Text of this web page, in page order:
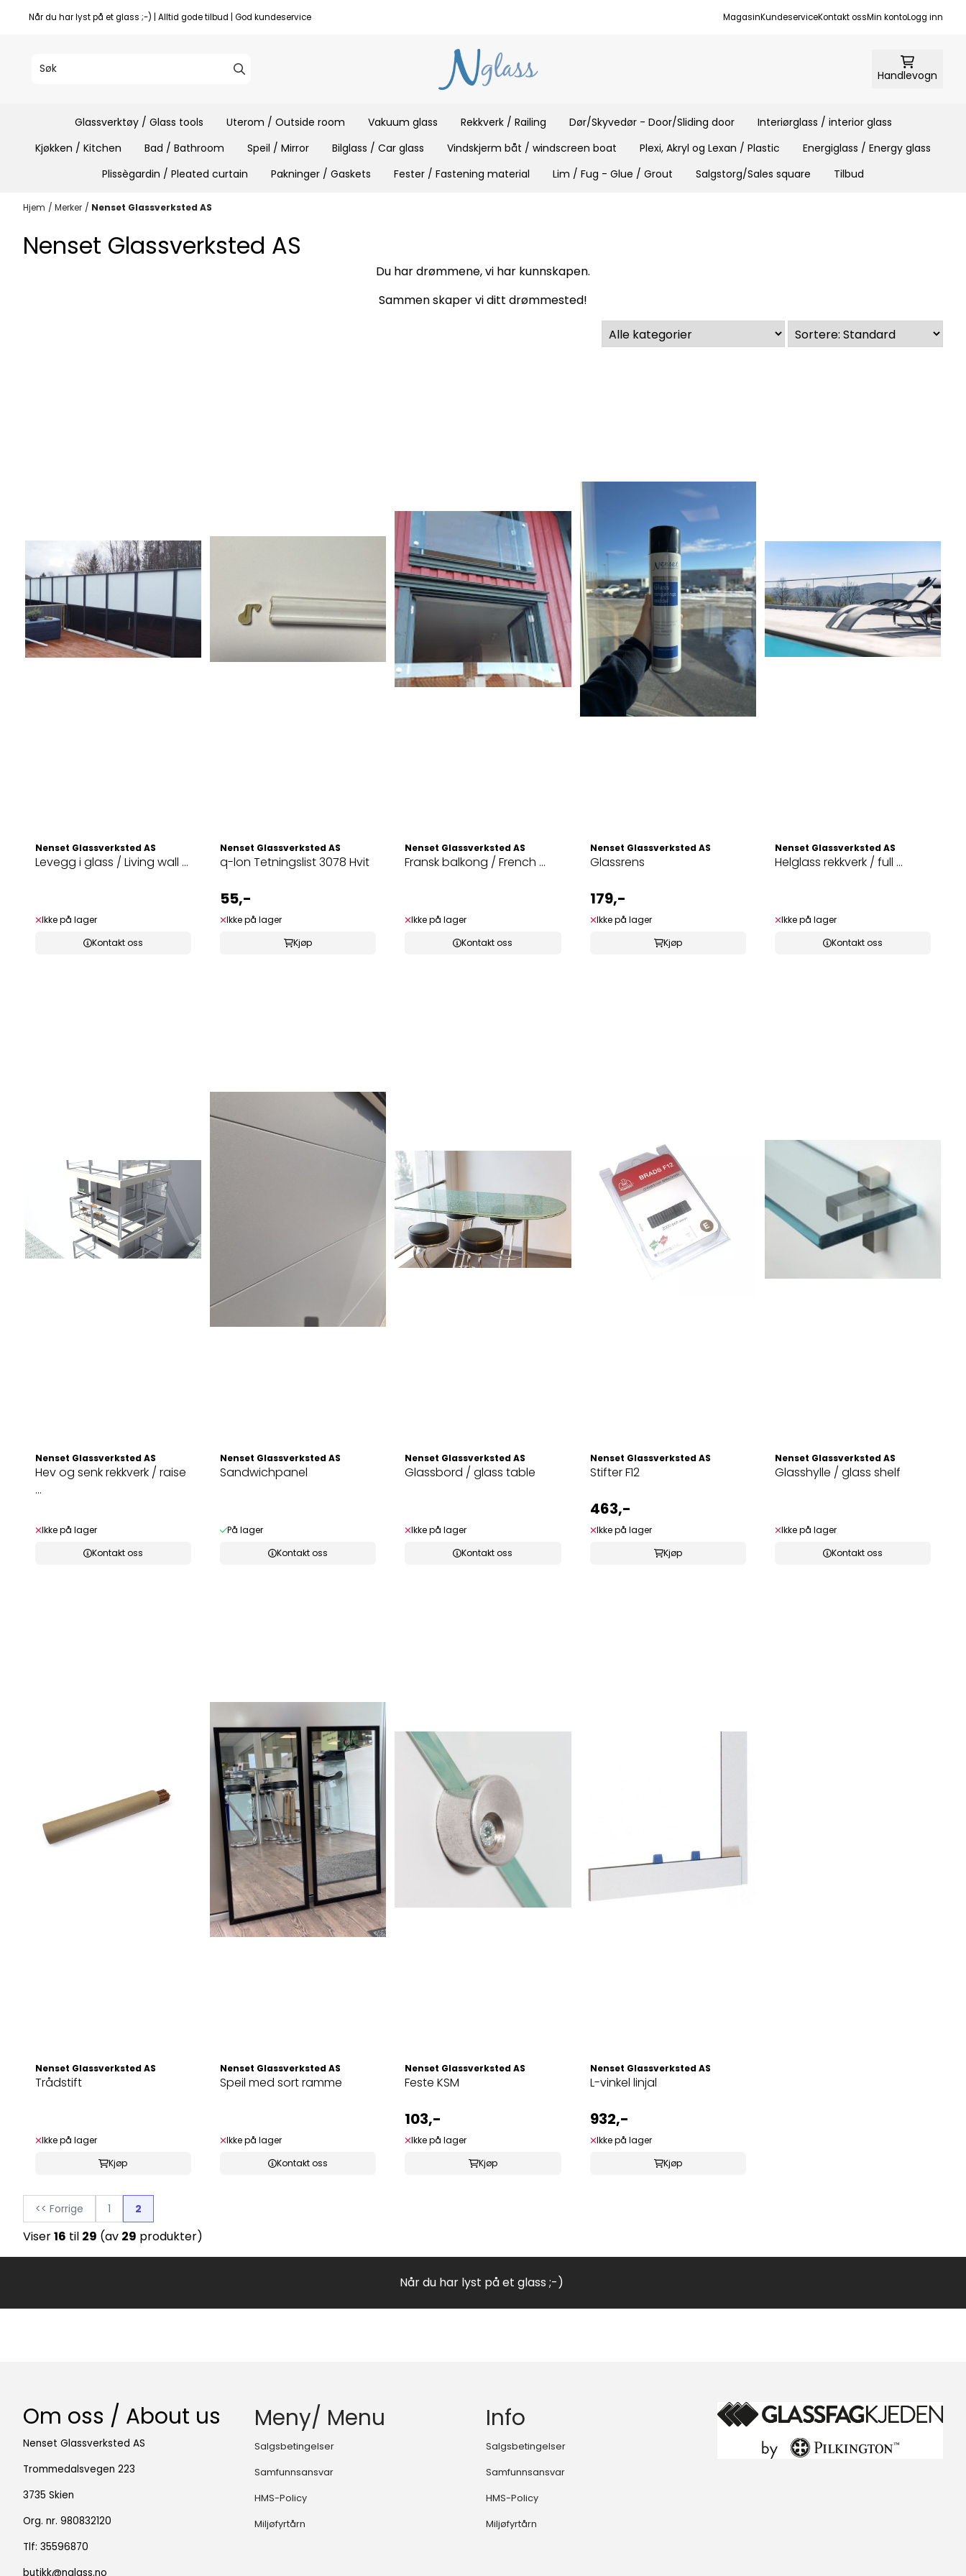
Hopp til innhold
Når du har lyst på et glass ;-) | Alltid gode tilbud | God kundeservice MagasinKundeserviceKontakt ossMin kontoLogg inn
Handlevogn
Glassverktøy / Glass tools Uterom / Outside room Vakuum glass Rekkverk / Railing Dør/Skyvedør - Door/Sliding door
Interiørglass / interior glass
Kjøkken / Kitchen
Bad / Bathroom Speil / Mirror Bilglass / Car glass Vindskjerm båt / windscreen boat Plexi, Akryl og Lexan / Plastic
Energiglass / Energy glass
Plissègardin / Pleated curtain
Pakninger / Gaskets Fester / Fastening material Lim / Fug - Glue / Grout Salgstorg/Sales square Tilbud
Hjem / Merker / Nenset Glassverksted AS
Nenset Glassverksted AS
Du har drømmene, vi har kunnskapen.
Sammen skaper vi ditt drømmested!
Nenset Glassverksted AS
Levegg i glass / Living wall ...
Ikke på lager
Kontakt oss
Nenset Glassverksted AS
q-lon Tetningslist 3078 Hvit
55,-
Ikke på lager
Kjøp
Nenset Glassverksted AS
Fransk balkong / French ...
Ikke på lager
Kontakt oss
Nenset Glassverksted AS
Glassrens
179,-
Ikke på lager
Kjøp
Nenset Glassverksted AS
Helglass rekkverk / full ...
Ikke på lager
Kontakt oss
Nenset Glassverksted AS
Hev og senk rekkverk / raise
...
Ikke på lager
Kontakt oss
Nenset Glassverksted AS
Sandwichpanel
På lager
Kontakt oss
Nenset Glassverksted AS
Glassbord / glass table
Ikke på lager
Kontakt oss
Nenset Glassverksted AS
Stifter F12
463,-
Ikke på lager
Kjøp
Nenset Glassverksted AS
Glasshylle / glass shelf
Ikke på lager
Kontakt oss
Nenset Glassverksted AS
Trådstift
Ikke på lager
Kjøp
Nenset Glassverksted AS
Speil med sort ramme
Ikke på lager
Kontakt oss
Nenset Glassverksted AS
Feste KSM
103,-
Ikke på lager
Kjøp
Nenset Glassverksted AS
L-vinkel linjal
932,-
Ikke på lager
Kjøp
<< Forrige 1 2
Viser16 til 29 (av 29 produkter)
Når du har lyst på et glass ;-)
Om oss / About us
Nenset Glassverksted AS
Trommedalsvegen 223
3735 Skien
Org. nr. 980832120
Tlf: 35596870
butikk@nglass.no
Meny/ Menu
Salgsbetingelser
Samfunnsansvar
HMS-Policy
Miljøfyrtårn
Info
Salgsbetingelser
Samfunnsansvar
HMS-Policy
Miljøfyrtårn